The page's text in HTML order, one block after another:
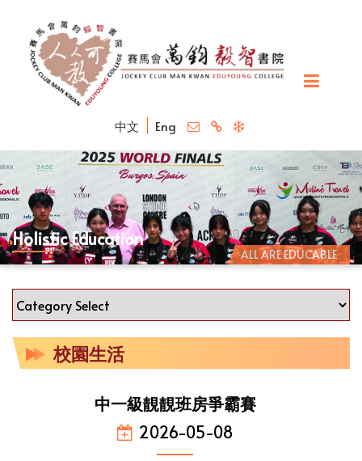
中文 Eng
ALL ARE EDUCABLE
Holistic Education
校園生活
中一級靚靚班房爭霸賽
2026-05-08